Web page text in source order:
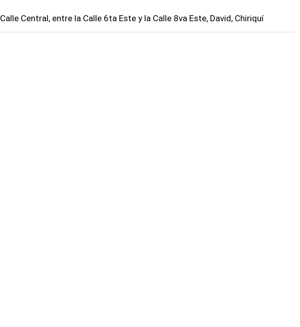
Calle Central, entre la Calle 6ta Este y la Calle 8va Este, David, Chiriquí